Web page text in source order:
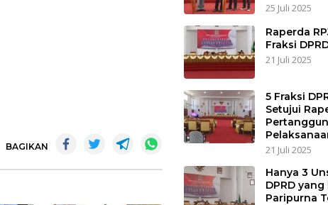
BAGIKAN
25 Juli 2025
Raperda
Fraksi
21 Juli 2025
5 Fraksi
Setujui
21 Juli 2025
Hanya 3
DPRD
Paripurna